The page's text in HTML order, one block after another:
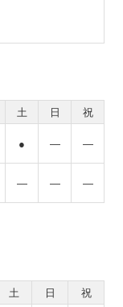
土 日
祝
● ― ―
― ― ―
土 日
祝